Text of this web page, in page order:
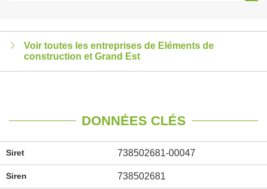
Voir toutes les entreprises de Eléments de
construction et Grand Est
DONNÉES CLÉS
Siret 738502681-00047
Siren 738502681